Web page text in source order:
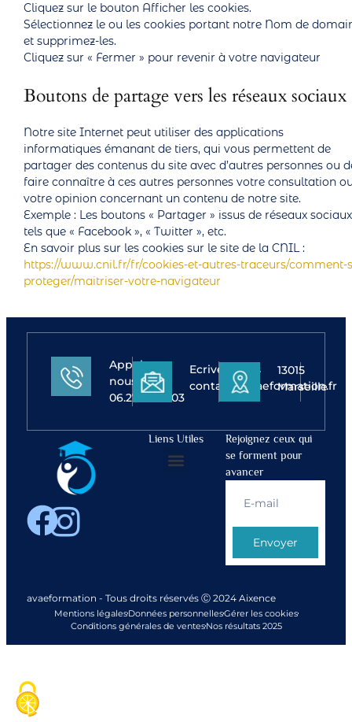
Cliquez sur le bouton Afficher les cookies.
Sélectionnez le ou les cookies portant notre Nom de
et supprimez-les.
Cliquez sur « Fermer » pour revenir à votre navigateur
Boutons de partage vers les réseaux sociaux
Notre site Internet peut utiliser des applications
informatiques émanant de tiers, qui vous permettent de
partager des contenus du site avec d’autres personnes ou
faire connaître à ces autres personnes votre consultation
votre opinion concernant un contenu de notre site.
Exemple : Les boutons « Partager » issus de réseaux sociaux
tels que « Facebook », « Twitter », etc.
En savoir plus sur les cookies sur le site de la CNIL :
https://www.cnil.fr/fr/cookies-et-autres-traceurs/comment-
proteger/maitriser-votre-navigateur
Appelez-
nous
06.27.65.59.03
Ecrivez-nous
contact@avaeformation.fr
13015
Marseille
Liens Utiles
Rejoignez ceux qui
se forment pour
avancer
Envoyer
avaeformation - Tous droits réservés Ⓒ 2024 Aixence
Mentions légalesDonnées personnellesGérer les cookies
Conditions générales de ventesNos résultats 2025